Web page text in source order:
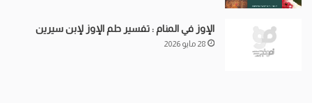
الإوز في المنام : تفسير حلم الإوز لإبن سيرين
28 مايو 2026